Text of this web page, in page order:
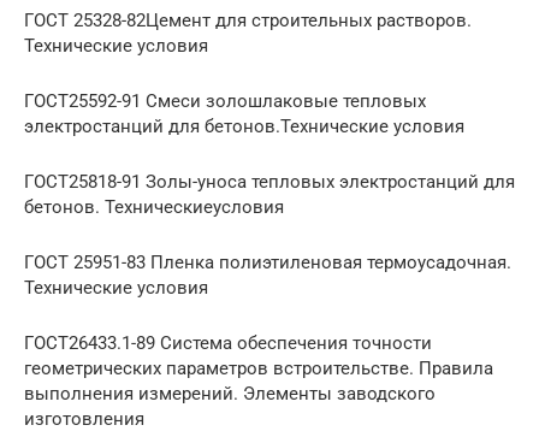
ГОСТ 25328-82Цемент для строительных растворов.
Технические условия
ГОСТ25592-91 Смеси золошлаковые тепловых
электростанций для бетонов.Технические условия
ГОСТ25818-91 Золы-уноса тепловых электростанций для
бетонов. Техническиеусловия
ГОСТ 25951-83 Пленка полиэтиленовая термоусадочная.
Технические условия
ГОСТ26433.1-89 Система обеспечения точности
геометрических параметров встроительстве. Правила
выполнения измерений. Элементы заводского
изготовления